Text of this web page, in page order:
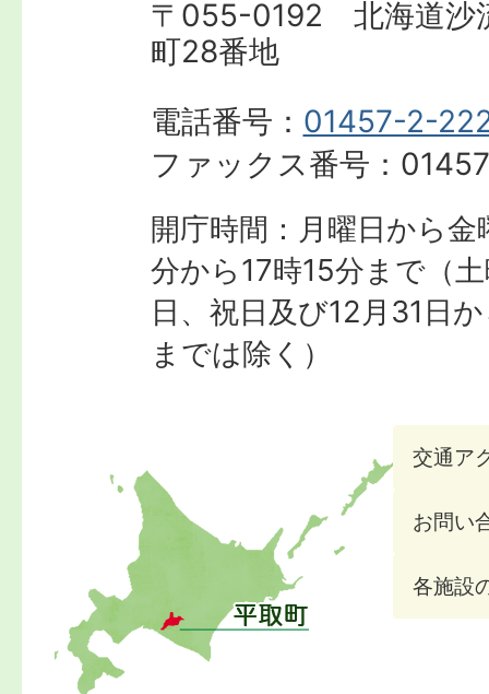
〒055-0192 北海道沙
町28番地
電話番号： 01457-2-
ファックス番号：
開庁時間：月曜日から
分から17時15分まで（
日、祝日及び12月31日
までは除く）
交通ア
お問い
各施設